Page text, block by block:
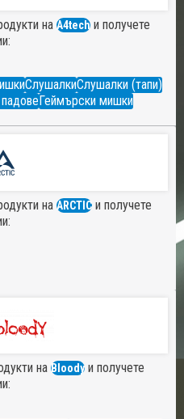
на A4tech и получете
СлушалкиСлушалки (тапи)
Геймърски мишки
на ARCTIC и получете
на Bloody и получете